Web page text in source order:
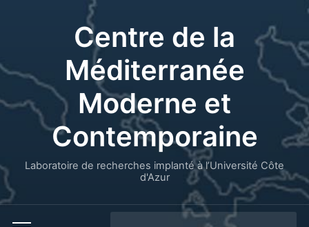
Centre de la
Méditerranée
Moderne et
Contemporaine
Laboratoire de recherches implanté à l’Université Côte
d'Azur